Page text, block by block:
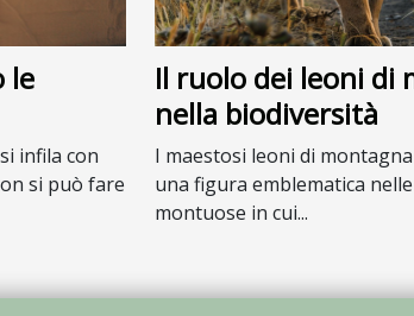
le
infila con
si può fare
Il ruolo dei leoni di
nella biodiversità
I maestosi leoni di
una figura emblematica
montuose in cui...